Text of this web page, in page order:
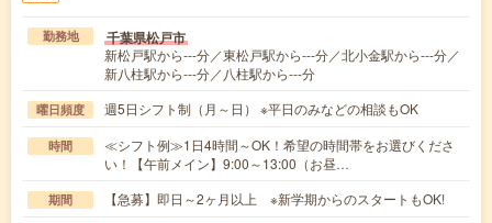
勤務地 千葉県松戸市
新松戸駅から---分／東松戸駅から---分／北小金駅から---分／
新八柱駅から---分／八柱駅から---分
曜日頻度 週5日シフト制（月～日） ※平日のみなどの相談もOK
時間
≪シフト例≫1日4時間～OK！希望の時間帯をお選びくださ
い！【午前メイン】9:00～13:00（お昼…
期間 【急募】即日～2ヶ月以上 ※新学期からのスタートもOK!